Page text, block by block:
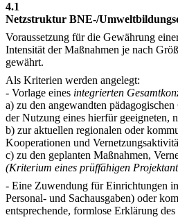
4.1
Netzstruktur BNE-/
Voraussetzung für die Gewährung
Intensität der Maßnahmen je nach
gewährt.
Als Kriterien werden angelegt:
- Vorlage eines integrierten
a) zu den angewandten
der Nutzung eines hierfür geeigneten,
b) zur aktuellen regionalen oder
Kooperationen und
c) zu den geplanten Maßnahmen,
(Kriterium eines prüffähigen
- Eine Zuwendung für Einrichtungen
Personal- und Sachausgaben) oder
entsprechende, formlose Erklärung